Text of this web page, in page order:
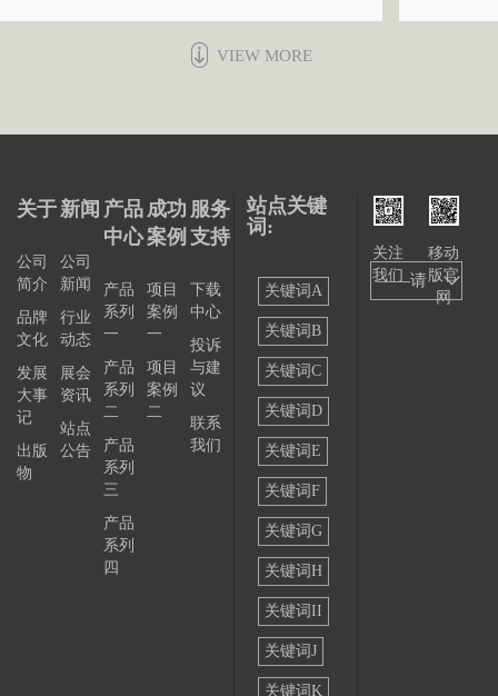
VIEW MORE
关于
公司
简介
品牌
文化
发展
大事
记
出版
物
新闻
公司
新闻
行业
动态
展会
资讯
站点
公告
产品
中心
产品
系列
一
产品
系列
二
产品
系列
三
产品
系列
四
成功
案例
项目
案例
一
项目
案例
二
服务
支持
下载
中心
投诉
与建
议
联系
我们
站点关键
词:
关键词A
关键词B
关键词C
关键词D
关键词E
关键词F
关键词G
关键词H
关键词II
关键词J
关键词K
关注
我们
移动
版官
网
——请